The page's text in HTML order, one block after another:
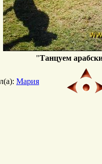
"Танцуем
Мария